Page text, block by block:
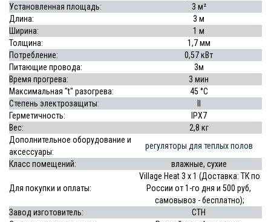
Установленная площадь:
3 м²
Длина:
3 м
Ширина:
1 м
Толщина:
1,7 мм
Потребление:
0,57 кВт
Питающие провода:
3м
Время прогрева:
3 мин
Максимальная "t" разогрева:
45 °С
Степень электрозащиты:
Герметичность:
IPX7
Вес:
2,8 кг
Дополнительное оборудование и
аксессуары:
регуляторы для теплых полов
Класс помещений:
влажные, сухие
Для покупки и оплаты:
Village Heat 3 х 1 (Доставка: ТК по
России от 1-го дня и 500 руб,
самовывоз - бесплатно);
Завод изготовитель:
СТН